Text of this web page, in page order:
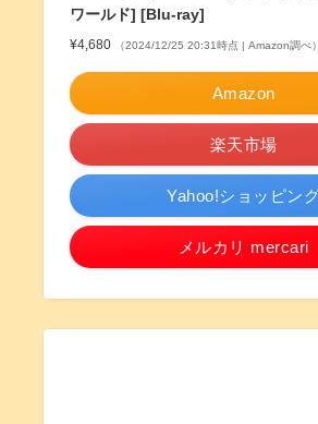
ワールド] [Blu-ray]
¥4,680 （2024/12/25 20:31時点 | Amazon調べ）
Amazon
楽天市場
Yahoo!ショッピン
メルカリ mercari